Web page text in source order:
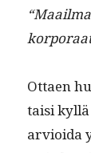
Ottaen
taisi
arvioi­da